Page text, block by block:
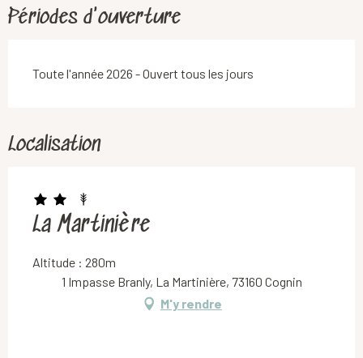
Périodes d'ouverture
Toute l'année 2026 - Ouvert tous les jours
Localisation
La Martinière
Altitude : 280m
1 Impasse Branly, La Martinière, 73160 Cognin
M'y rendre